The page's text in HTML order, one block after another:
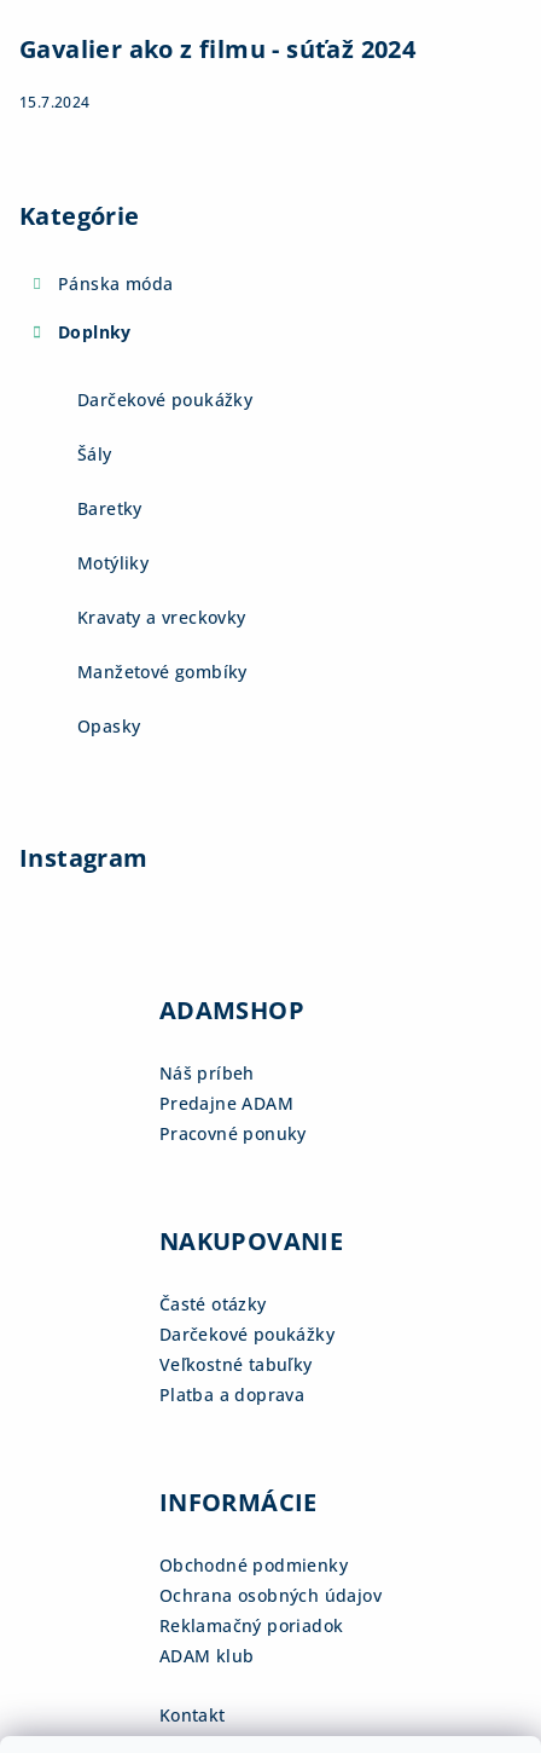
Gavalier ako z filmu - súťaž 2024
15.7.2024
Kategórie
Pánska móda
Doplnky
Darčekové poukážky
Šály
Baretky
Motýliky
Kravaty a vreckovky
Manžetové gombíky
Opasky
Instagram
ADAMSHOP
Náš príbeh
Predajne ADAM
Pracovné ponuky
NAKUPOVANIE
Časté otázky
Darčekové poukážky
Veľkostné tabuľky
Platba a doprava
INFORMÁCIE
Obchodné podmienky
Ochrana osobných údajov
Reklamačný poriadok
ADAM klub
Kontakt